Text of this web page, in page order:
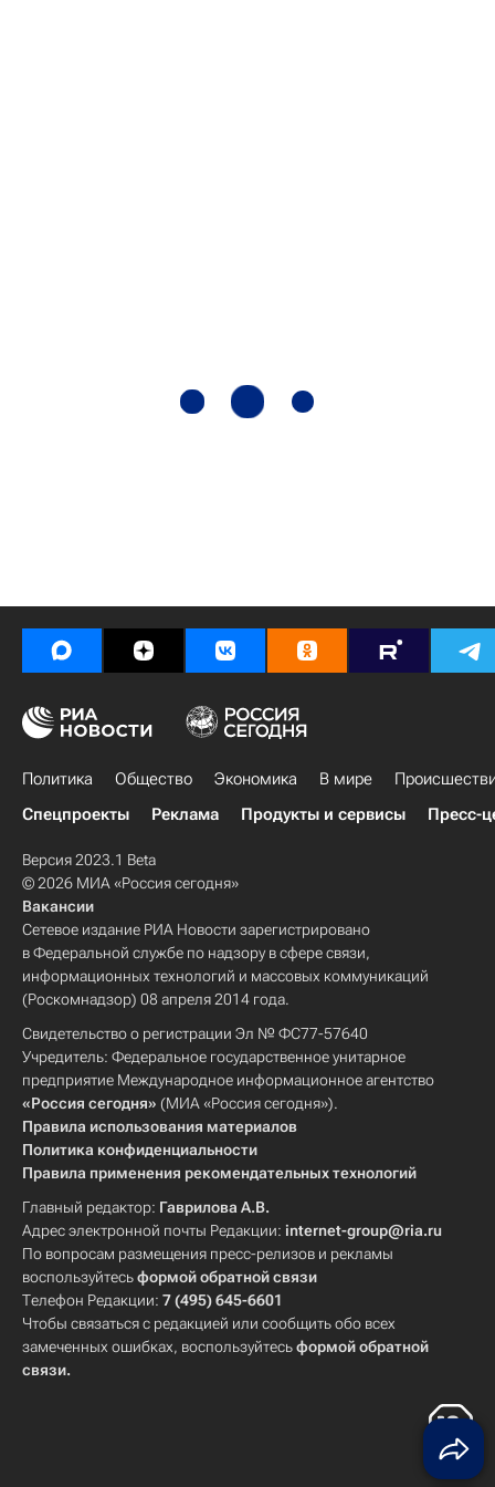
Политика Общество Экономика В мире
Спецпроекты
Реклама Продукты и сервисы Пресс-
Версия 2023.1 Beta
© 2026 МИА «Россия сегодня»
Вакансии
Сетевое издание РИА Новости зарегистрировано
в Федеральной службе по надзору в сфере связи,
информационных технологий и массовых коммуникаций
(Роскомнадзор) 08 апреля 2014 года.
Свидетельство о регистрации Эл № ФС77-57640
Учредитель: Федеральное государственное унитарное
предприятие Международное информационное агентство
«Россия сегодня» (МИА «Россия сегодня»).
Правила использования материалов
Политика конфиденциальности
Правила применения рекомендательных технологий
Главный редактор: Гаврилова А.В.
Адрес электронной почты Редакции: internet-group@ria.ru
По вопросам размещения пресс-релизов и рекламы
воспользуйтесьформой обратной связи
Телефон Редакции: 7 (495) 645-6601
Чтобы связаться с редакцией или сообщить обо всех
замеченных ошибках, воспользуйтесьформой обратной
связи.